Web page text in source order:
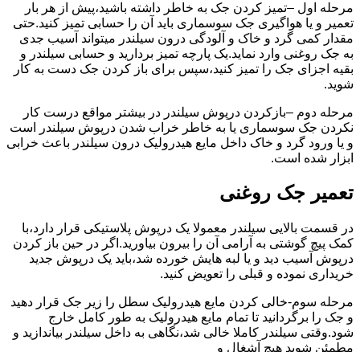
مرحله اول –تمیز کردن جک به خاطر داشته باشید،پیش از هر بار
تعمیر و یا هواگیری جک سوسماری باید آن را حسابی تمیز کنید.حتی
مقدار کمی گرد و خاک و آلودگی درون سیلندر میتواند آسیب جدی
به جک روغنی وارد نماید.یک پارچه تمیز بردارید و حسابی سیلندر و
بقیه اجزای جک را تمیز کنید،سپس برای باز کردن جک دست به کار
شوید.
مرحله دوم –بازکردن درپوش سیلندر در بیشتر مواقع درست کار
نکردن جک سوسماری یا به خاطر خراب شدن درپوش سیلندر است
و یا ورود گرد و خاک داخل مایع هیدرولیک درون سیلندر باعث خرابی
ابزار شده است.
تعمیر جک روغنی
در قسمت بالایی سیلندر معمولا یک درپوش پلاستیکی قرار دارد،با
کمک پیچ گوشتی به آرامی آن را بیرون بیاورید.اگر در حین باز کردن
درپوش آسیب دید و یا لبه هایش خورده شد،باید یک درپوش جدید
خریداری نموده و قبلی را تعویض کنید.
مرحله سوم-خالی کردن مایع هیدرولیک سطل را زیر جک قرار دهید
و جک را برگردانید تا تمام مایع هیدرولیک به طور کامل خارج
شود.وقتی سیلندر کاملا خالی شد،نگاهی به داخل سیلندر بیاندازید و
مطمئن شوید هیچ آشغال و